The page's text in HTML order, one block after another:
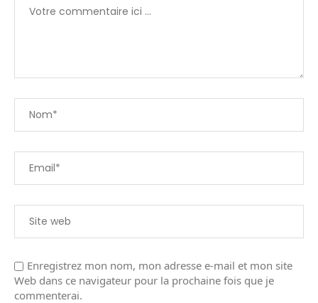
Enregistrez mon nom, mon adresse e-mail et mon site
Web dans ce navigateur pour la prochaine fois que je
commenterai.